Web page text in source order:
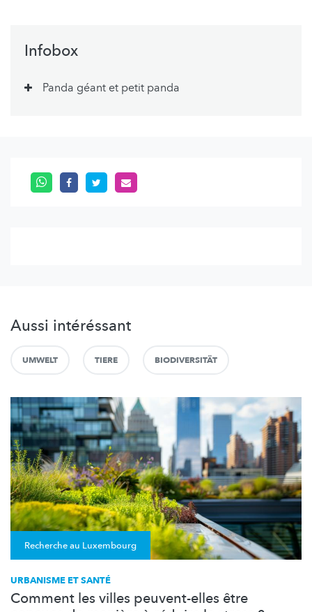
Infobox
Panda géant et petit panda
Aussi intéréssant
UMWELT TIERE BIODIVERSITÄT
Recherche au Luxembourg
URBANISME ET SANTÉ
Comment les villes peuvent-elles être